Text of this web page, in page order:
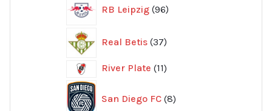
RB Leipzig 96
produkter
Real Betis 37
produkter
River Plate 1111
San Diego FC 8produkter